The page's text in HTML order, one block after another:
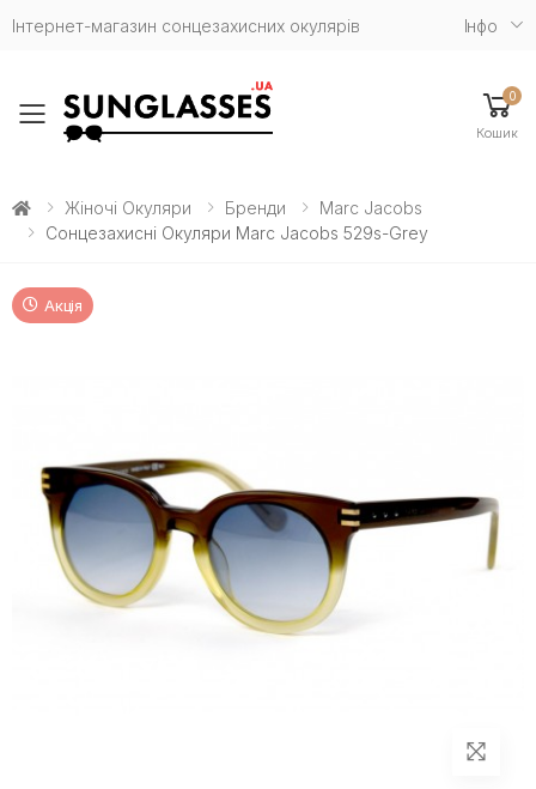
Інтернет-магазин сонцезахисних окулярів Iнфо
Toggle mobile menu
0
Кошик
Жіночі Окуляри Бренди
Marc Jacobs
Сонцезахисні Окуляри Marc Jacobs 529s-Grey
Акція